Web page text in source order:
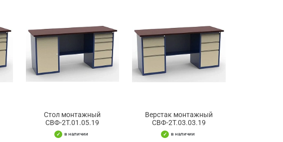
Стол монтажный
СВФ-2Т.01.05.19
в наличии
Верстак монтажный
СВФ-2Т.03.03.19
в наличии